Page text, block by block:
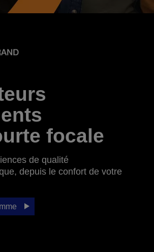
focale
de qualité
depuis le confort de votre